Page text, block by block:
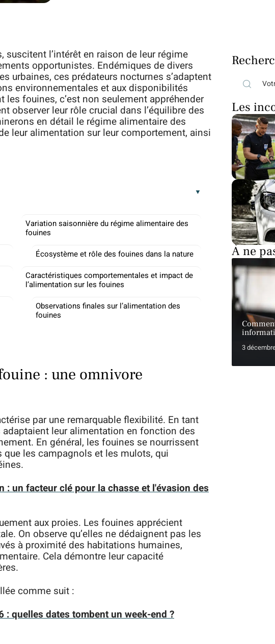
l’intérêt en raison de leur régime
opportunistes. Endémiques de divers
urbaines, ces prédateurs nocturnes s’adaptent
environnementales et aux disponibilités
fouines, c’est non seulement appréhender
observer leur rôle crucial dans l’équilibre des
en détail le régime alimentaire des
leur alimentation sur leur comportement, ainsi
Variation saisonnière du régime alimentaire des
fouines
Écosystème et rôle des fouines dans la nature
Caractéristiques comportementales et impact de
l’alimentation sur les fouines
Observations finales sur l’alimentation des
fouines
: une omnivore
par une remarquable flexibilité. En tant
leur alimentation en fonction des
En général, les fouines se nourrissent
les campagnols et les mulots, qui
: un facteur clé pour la chasse et l'évasion des
aux proies. Les fouines apprécient
On observe qu’elles ne dédaignent pas les
à proximité des habitations humaines,
Cela démontre leur capacité
comme suit :
: quelles dates tombent un week-end ?
Les
À ne
3